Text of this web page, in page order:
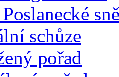
schůze
pořad